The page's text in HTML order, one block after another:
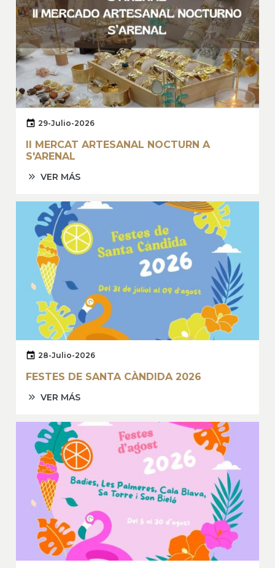
29-Julio-2026
II MERCAT ARTESANAL NOCTURN A
S'ARENAL
VER MÁS
28-Julio-2026
FESTES DE SANTA CÀNDIDA 2026
VER MÁS